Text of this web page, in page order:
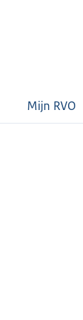
Mijn RVO